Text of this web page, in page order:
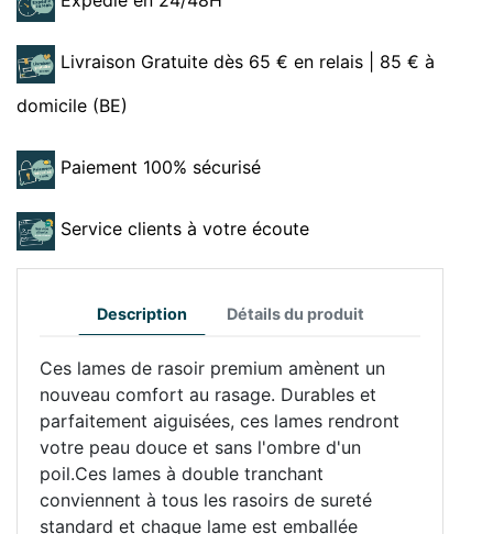
Livraison Gratuite dès 65 € en relais | 85 € à
domicile (BE)
Paiement 100% sécurisé
Service clients à votre écoute
Description Détails du produit
Ces lames de rasoir premium amènent un
nouveau comfort au rasage. Durables et
parfaitement aiguisées, ces lames rendront
votre peau douce et sans l'ombre d'un
poil.Ces lames à double tranchant
conviennent à tous les rasoirs de sureté
standard et chaque lame est emballée